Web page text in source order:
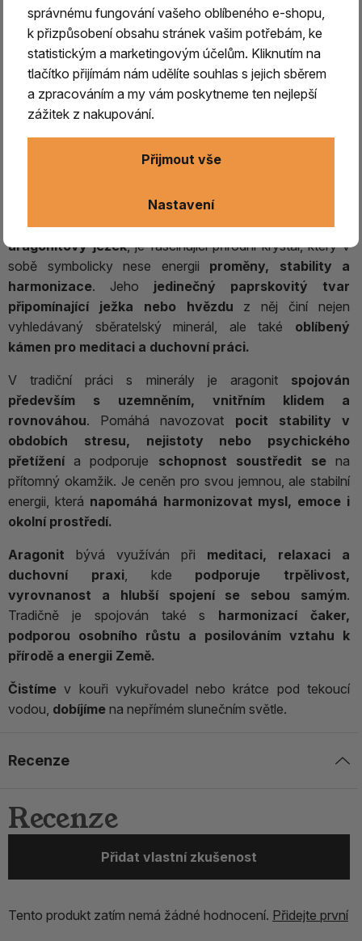
Aragonit sputnik (ježek) 1.
Aragonit Sputnik, často označovaný také jako
aragonitový ježek, je fascinující přírodní krystal, který v
sobě symbolicky nese energii proměny, stability a
harmonizace. Jeho jedinečný paprskovitý tvar
připomínající ježka nebo hvězdu z něj činí nejen
vyhledávaný sběratelský minerál, ale také oblíbený
kámen pro meditaci a duchovní práci.
V tradiční práci s minerály je aragonit spojován
především s uzemněním, vnitřním klidem a
rovnováhou. Pomáhá navozovat pocit stability v
obdobích stresu, nejistoty nebo psychického
přetíženía podporuje schopnost soustředit sena
přítomný okamžik. Je ceněn pro svou jemnou, ale stabilní
energii, která napomáhá harmonizovat mysl, emoce i
okolní prostředí.
Aragonit bývá využíván při meditaci, relaxaci a
duchovní praxi, kde podporuje trpělivost,
vyrovnanost a hlubší spojení se sebou samým.
Tradičně je spojován také s harmonizací čaker,
podporou osobního růstu a posilováním vztahu k
přírodě a energii Země.
Čistíme v kouři vykuřovadel nebo krátce pod tekoucí
vodou, dobíjíme na nepřímém slunečním světle.
Recenze
Recenze
Přidat vlastní zkušenost
Tento produkt zatím nemá žádné hodnocení. Přidejte první
správnému fungování vašeho oblíbeného e-shopu,
k přizpůsobení obsahu stránek vašim potřebám, ke
statistickým a marketingovým účelům. Kliknutím na
tlačítko přijímám nám udělíte souhlas s jejich sběrem
a zpracováním a my vám poskytneme ten nejlepší
zážitek z nakupování.
Nastavení
Přijmout vše